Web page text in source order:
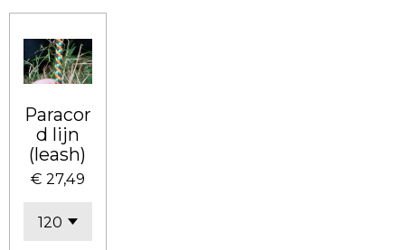
Paracor
d lijn
(leash)
€ 27,49